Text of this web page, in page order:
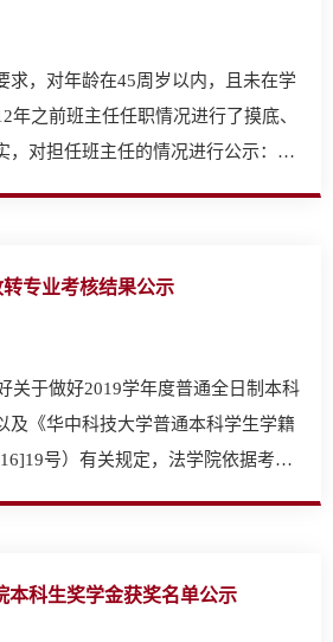
求，对年龄在45周岁以内，且未在学
年之前班主任任职情况进行了摸底、
对担任班主任的情况进行公示：
专业考核结果公示
于做好2019学年度普通全日制本科
及《华中科技大学普通本科学生学籍
号）有关规定，法学院依据考
本科生奖学金获奖名单公示